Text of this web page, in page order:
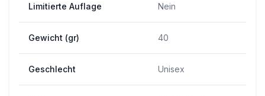
Limitierte Auflage Nein
Gewicht (gr) 40
Geschlecht Unisex